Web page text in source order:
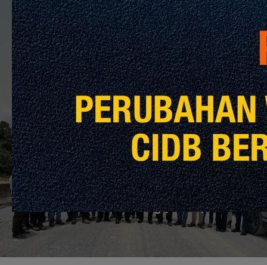
Previous Post
Meningkatkan Keselamatan Pembinaan
dengan Kepintaran Buatan: Pendekatan
Proaktif
Next Post
Lawatan Tapak Projek dan Perkongsian
Sistem Pengurusan dan Amalan Terbaik
Syarikat Cantilever Bumi Sdn Bhd melalui
Penarafan 5 Bintang (SCORE)